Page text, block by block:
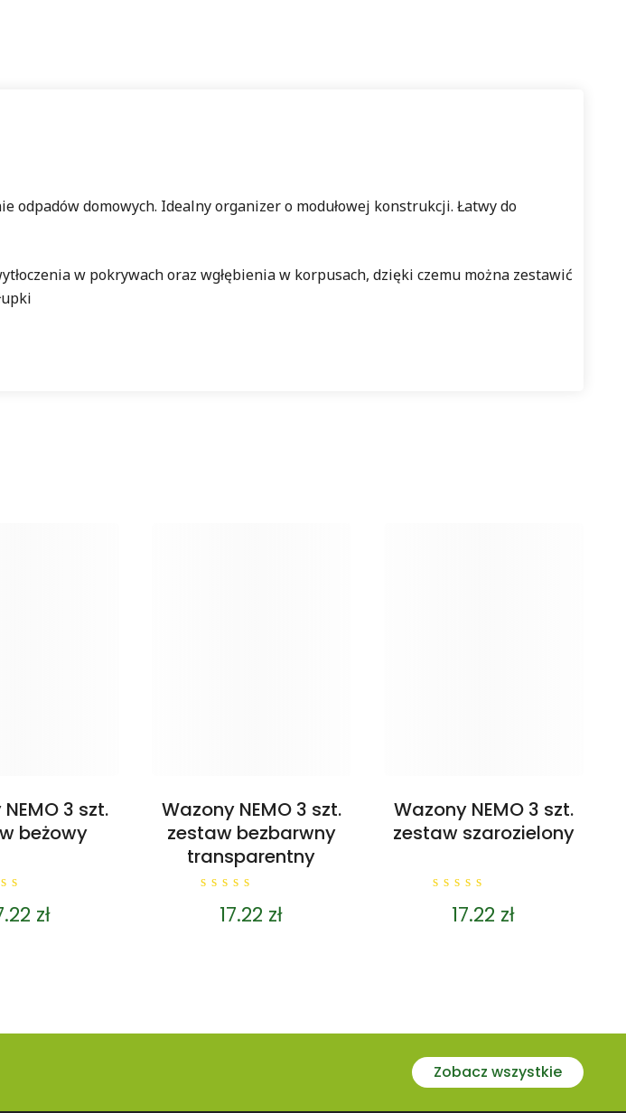
odpadów domowych. Idealny organizer o modułowej konstrukcji. Łatwy do
w pokrywach oraz wgłębienia w korpusach, dzięki czemu można zestawić
3 szt.
beżowy
zł
Wazony NEMO 3 szt.
zestaw bezbarwny
transparentny
out17.22 zł
Wazony NEMO 3 szt.
zestaw szarozielony
out17.22 zł
Zobacz wszystkie